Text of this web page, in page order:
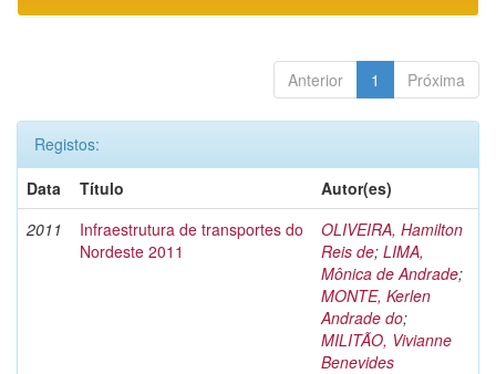
Anterior 1 Próxima
Registos:
Data
Título
Autor(es)
2011
Infraestrutura de transportes do
Nordeste 2011
OLIVEIRA, Hamilton
Reis de; LIMA,
Mônica de Andrade;
MONTE, Kerlen
Andrade do;
MILITÃO, Vivianne
Benevides